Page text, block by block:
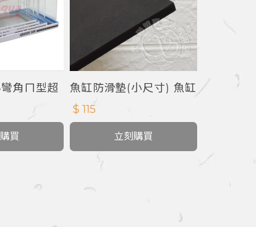
角ㄇ型超
買
魚缸防滑墊(小尺寸) 魚缸
軟墊 5mm
$ 115
立刻購買